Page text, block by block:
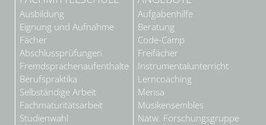
Ausbildung
Eignung und Aufnahme
Fächer
Abschlussprüfungen
Fremdsprachenaufenthalte
Berufspraktika
Selbständige Arbeit
Fachmaturitätsarbeit
Studienwahl
Aufgabenhilfe
Beratung
Code-Camp
Freifächer
Instrumentalunterricht
Lerncoaching
Mensa
Musikensembles
Natw. Forschungsgruppe